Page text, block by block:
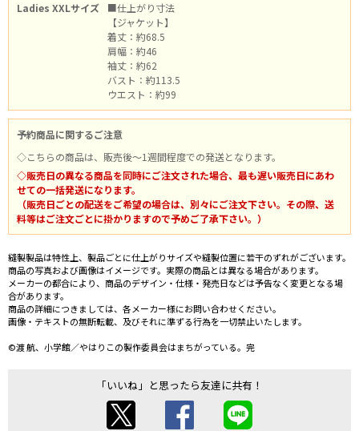
Ladies XXLサイズ
■仕上がり寸法
【ジャケット】
着丈：約68.5
肩幅：約46
袖丈：約62
バスト：約113.5
ウエスト：約99
予約商品に関するご注意
◇こちらの商品は、販売後～1週間程度での発送となります。
◇販売日の異なる商品を同時にご注文された場合、最も遅い販売日にあわ
せての一括発送になります。
（販売日ごとの配送をご希望の場合は、別々にご注文下さい。その際、送
料等はご注文ごとに掛かりますので予めご了承下さい。）
縫製製品は特性上、製品ごとに仕上がりサイズや縫製位置に若干のずれがございます。
商品の写真および画像はイメージです。実際の商品とは異なる場合があります。
メーカーの都合により、商品のデザイン・仕様・発売日などは予告なく変更となる場
合があります。
商品の詳細につきましては、各メーカー様にお問い合わせください。
画像・テキストの無断転載、及びそれに準ずる行為を一切禁止いたします。
©渡 航、小学館／やはりこの製作委員会はまちがっている。完
「いいね」と思ったら友達に共有！